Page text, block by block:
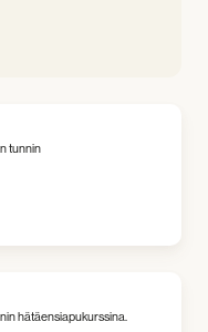
tunnin
hätäensiapukurssina.